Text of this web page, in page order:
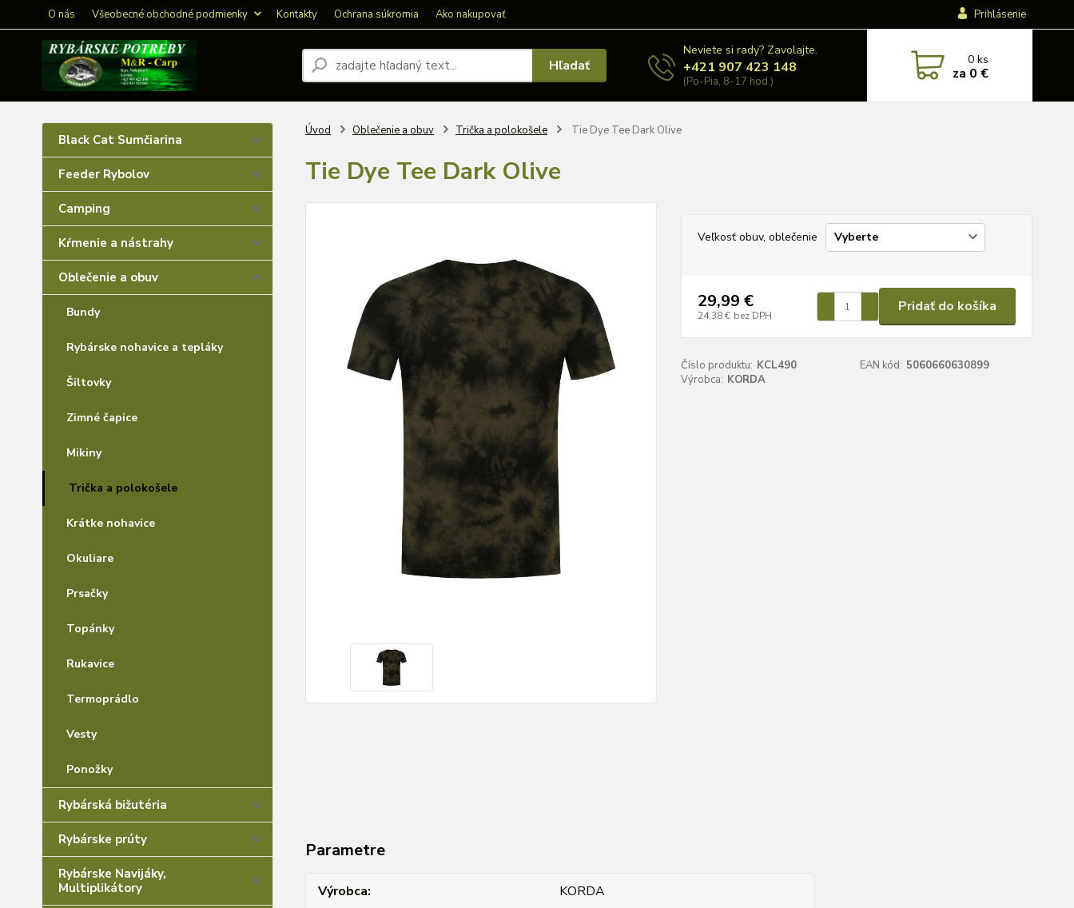
O nás Všeobecné obchodné podmienky Kontakty Ochrana súkromia Ako nakupovať Prihlásenie
Hľadať
Neviete si rady? Zavolajte.
+421 907 423 148
(Po-Pia, 8-17 hod.)
0ks
za 0 €
Black Cat Sumčiarina
Feeder Rybolov
Camping
Kŕmenie a nástrahy
Oblečenie a obuv
Bundy
Rybárske nohavice a tepláky
Šiltovky
Zimné čapice
Mikiny
Trička a polokošele
Krátke nohavice
Okuliare
Prsačky
Topánky
Rukavice
Termoprádlo
Vesty
Ponožky
Rybárská bižutéria
Rybárske prúty
Rybárske Navijáky,
Multiplikátory
Úvod Oblečenie a obuv Trička a polokošele Tie Dye Tee Dark Olive
Tie Dye Tee Dark Olive
Veľkosť obuv, oblečenie
29,99 €
24,38 € bez DPH
Pridať do košíka
Číslo produktu: KCL490 EAN kód: 5060660630899
Výrobca: KORDA
Parametre
Výrobca KORDA